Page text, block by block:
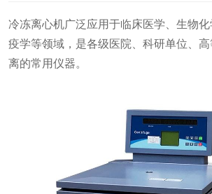
冷冻离心机广泛应用于临床医学、生物
疫学等领域，是各级医院、科研单位、
离的常用仪器。